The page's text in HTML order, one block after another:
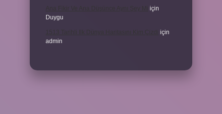
için
Duygu
1513 Tarihli Ilk Dünya Haritasını Kim Çizdi
için
admin